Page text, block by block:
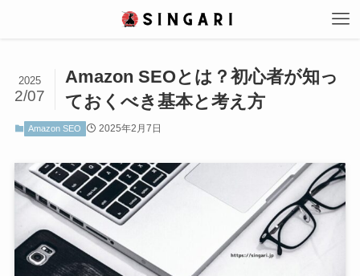
Amazon SEOとは？初心者が知っ
ておくべき基本と考え方
2025
2/07
Amazon SEO 2025年2月7日